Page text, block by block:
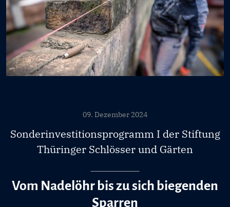
09. Dezember 2024
Sonderinvestitionsprogramm I der Stiftung
Thüringer Schlösser und Gärten
Vom Nadelöhr bis zu sich biegenden
Sparren